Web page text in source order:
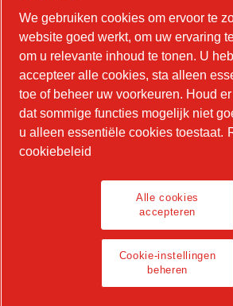
LinkedIn
YouTube
Instagram
Juridische informatie, privacybeleid
Cookie-instellingen beheren
We gebruiken cookies om ervoor te
website goed werkt, om uw ervaring
om u relevante inhoud te tonen. U
accepteer alle cookies, sta alleen
toe of beheer uw voorkeuren. Houd
dat sommige functies mogelijk niet
u alleen essentiële cookies toestaat.
cookiebeleid
Alle cookies
accepteren
Cookie-instellingen
beheren